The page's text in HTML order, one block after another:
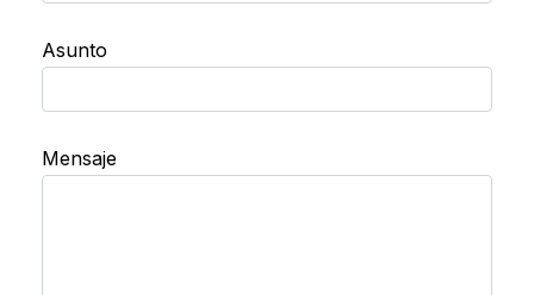
Asunto
Mensaje